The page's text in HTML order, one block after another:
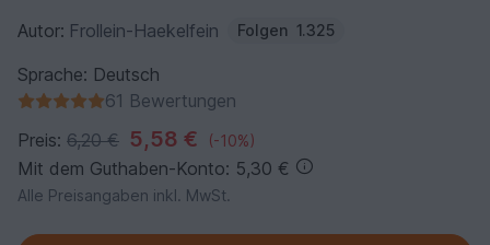
Autor: Frollein-Haekelfein Folgen 1.325
Sprache: Deutsch
61 Bewertungen
Preis: 6,20 € 5,58 € (-10%)
Mit dem Guthaben-Konto: 5,30 €
Alle Preisangaben inkl. MwSt.